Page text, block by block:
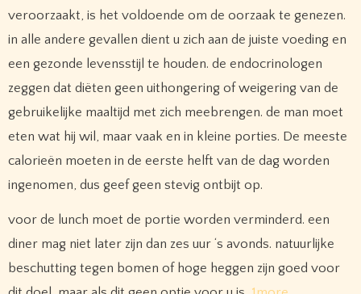
veroorzaakt, is het voldoende om de oorzaak te genezen.
in alle andere gevallen dient u zich aan de juiste voeding en
een gezonde levensstijl te houden. de endocrinologen
zeggen dat diëten geen uithongering of weigering van de
gebruikelijke maaltijd met zich meebrengen. de man moet
eten wat hij wil, maar vaak en in kleine porties. De meeste
calorieën moeten in de eerste helft van de dag worden
ingenomen, dus geef geen stevig ontbijt op.
voor de lunch moet de portie worden verminderd. een
diner mag niet later zijn dan zes uur ‘s avonds. natuurlijke
beschutting tegen bomen of hoge heggen zijn goed voor